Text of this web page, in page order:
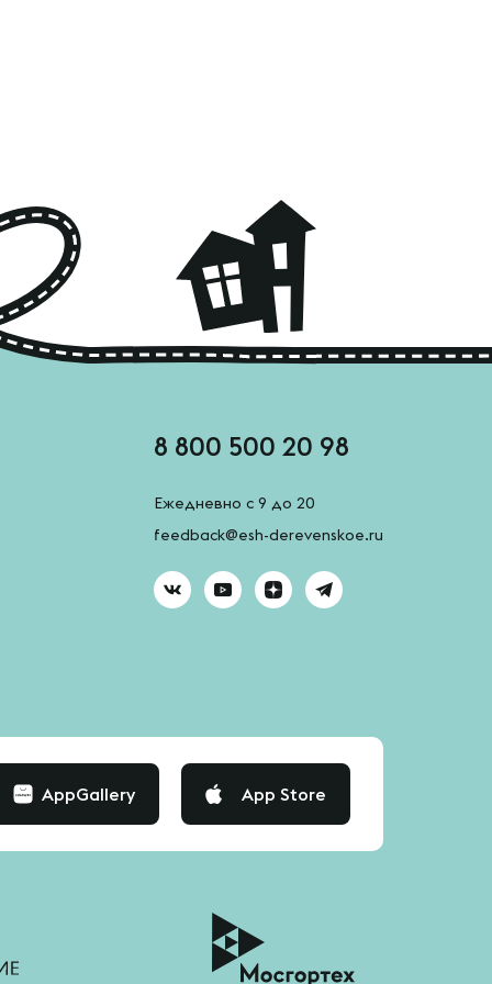
8 800 500 20 98
Ежедневно с 9 до 20
feedback@esh-derevenskoe.ru
AppGallery App Store